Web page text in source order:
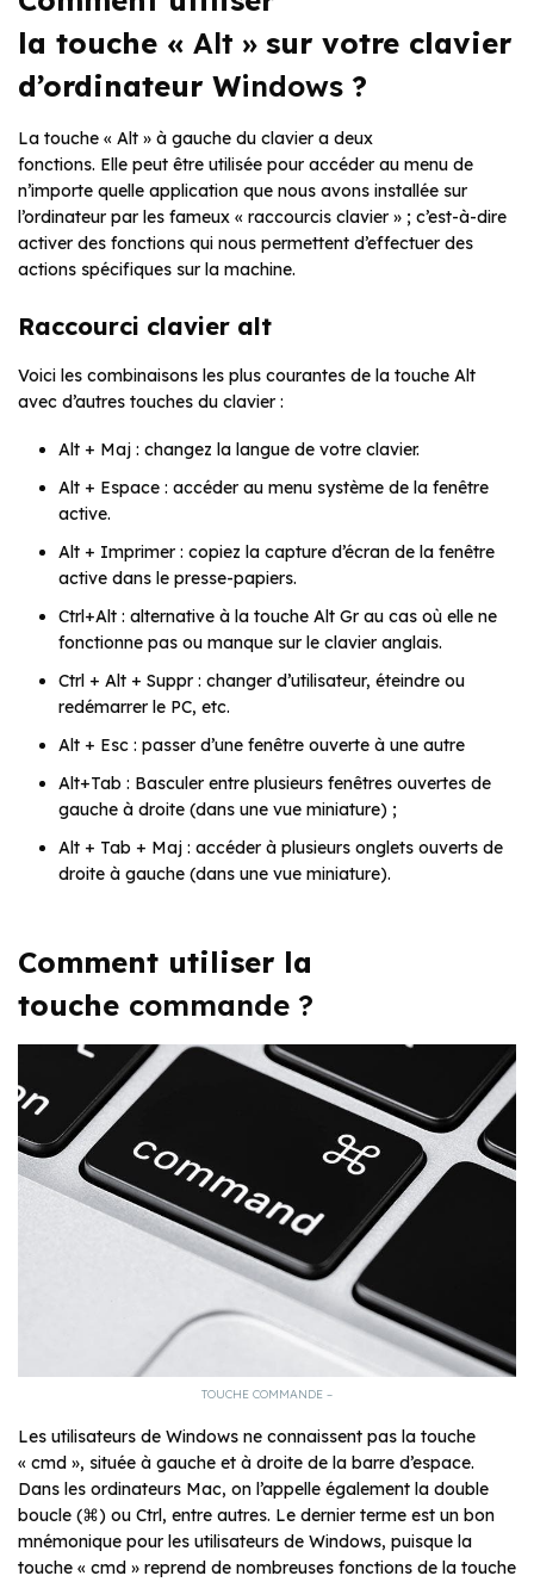
la touche « Alt » sur votre clavier
d’ordinateur Windows ?
La touche « Alt » à gauche du clavier a deux
fonctions. Elle peut être utilisée pour accéder au menu de
n’importe quelle application que nous avons installée sur
l’ordinateur par les fameux « raccourcis clavier » ; c’est-à-dire
activer des fonctions qui nous permettent d’effectuer des
actions spécifiques sur la machine.
Raccourci clavier alt
Voici les combinaisons les plus courantes de la touche Alt
avec d’autres touches du clavier :
Alt + Maj : changez la langue de votre clavier.
Alt + Espace : accéder au menu système de la fenêtre
active.
Alt + Imprimer : copiez la capture d’écran de la fenêtre
active dans le presse-papiers.
Ctrl+Alt : alternative à la touche Alt Gr au cas où elle ne
fonctionne pas ou manque sur le clavier anglais.
Ctrl + Alt + Suppr : changer d’utilisateur, éteindre ou
redémarrer le PC, etc.
Alt + Esc : passer d’une fenêtre ouverte à une autre
Alt+Tab : Basculer entre plusieurs fenêtres ouvertes de
gauche à droite (dans une vue miniature) ;
Alt + Tab + Maj : accéder à plusieurs onglets ouverts de
droite à gauche (dans une vue miniature).
Comment utiliser la
touche commande ?
TOUCHE COMMANDE –
Les utilisateurs de Windows ne connaissent pas la touche
« cmd », située à gauche et à droite de la barre d’espace.
Dans les ordinateurs Mac, on l’appelle également la double
boucle (⌘) ou Ctrl, entre autres. Le dernier terme est un bon
mnémonique pour les utilisateurs de Windows, puisque la
touche « cmd » reprend de nombreuses fonctions de la touche